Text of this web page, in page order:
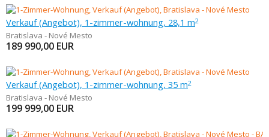
Verkauf (Angebot), 1-zimmer-wohnung, 28,1 m2
Bratislava - Nové Mesto
189 990,00 EUR
Verkauf (Angebot), 1-zimmer-wohnung, 35 m2
Bratislava - Nové Mesto
199 999,00 EUR